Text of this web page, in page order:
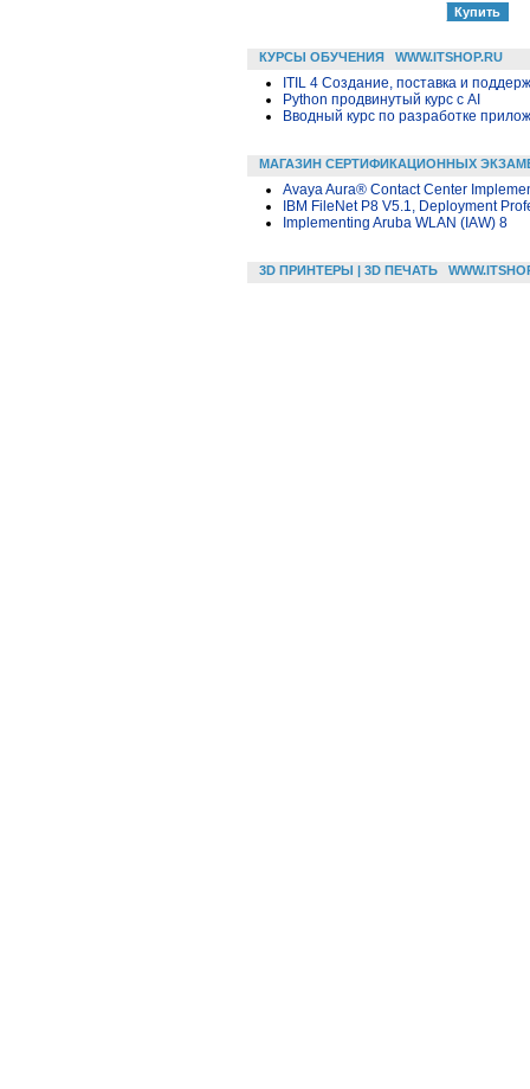
КУРСЫ ОБУЧЕНИЯ WWW.ITSHOP.RU
ITIL 4 Создание, поставка и
Python продвинутый курс с AI
Вводный курс по разработке
МАГАЗИН СЕРТИФИКАЦИОННЫХ
Avaya Aura® Contact Center
IBM FileNet P8 V5.1, Deployment
Implementing Aruba WLAN (IAW) 8
3D ПРИНТЕРЫ | 3D ПЕЧАТЬ